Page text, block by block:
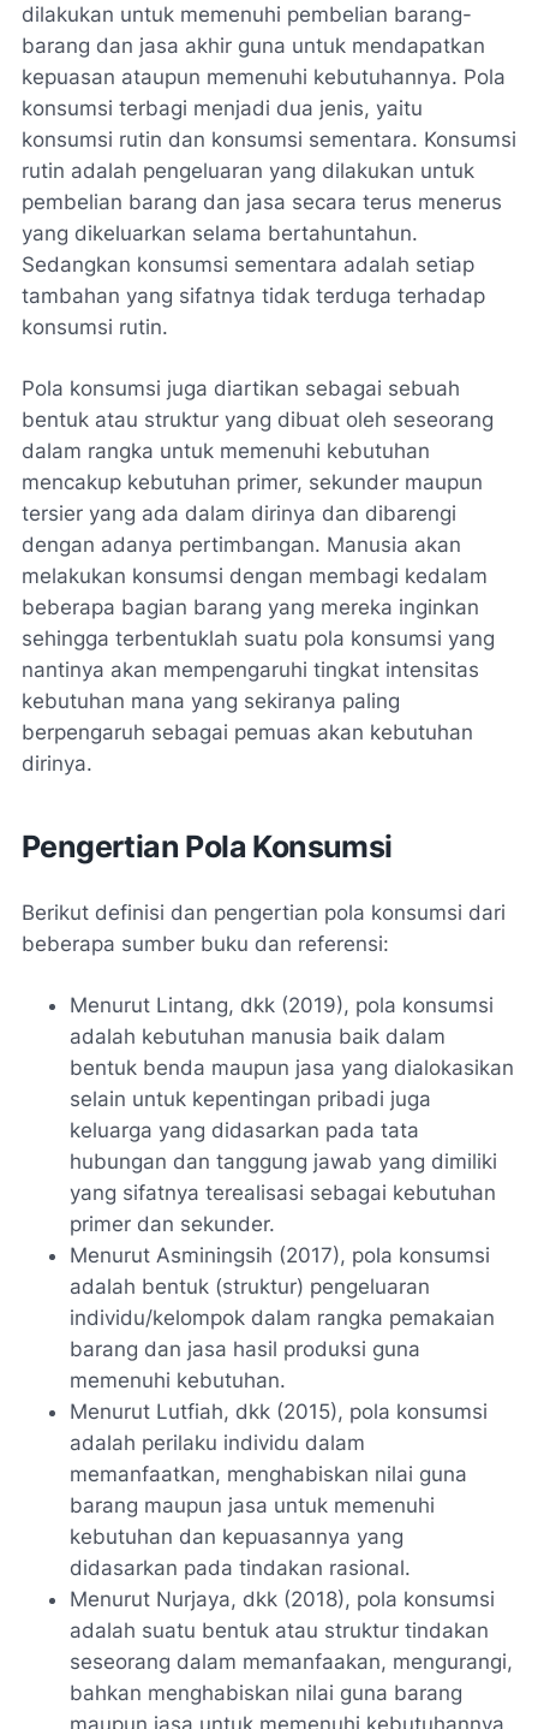
dilakukan untuk memenuhi pembelian barang-
barang dan jasa akhir guna untuk mendapatkan
kepuasan ataupun memenuhi kebutuhannya. Pola
konsumsi terbagi menjadi dua jenis, yaitu
konsumsi rutin dan konsumsi sementara. Konsumsi
rutin adalah pengeluaran yang dilakukan untuk
pembelian barang dan jasa secara terus menerus
yang dikeluarkan selama bertahuntahun.
Sedangkan konsumsi sementara adalah setiap
tambahan yang sifatnya tidak terduga terhadap
konsumsi rutin.
Pola konsumsi juga diartikan sebagai sebuah
bentuk atau struktur yang dibuat oleh seseorang
dalam rangka untuk memenuhi kebutuhan
mencakup kebutuhan primer, sekunder maupun
tersier yang ada dalam dirinya dan dibarengi
dengan adanya pertimbangan. Manusia akan
melakukan konsumsi dengan membagi kedalam
beberapa bagian barang yang mereka inginkan
sehingga terbentuklah suatu pola konsumsi yang
nantinya akan mempengaruhi tingkat intensitas
kebutuhan mana yang sekiranya paling
berpengaruh sebagai pemuas akan kebutuhan
dirinya.
Pengertian Pola Konsumsi
Berikut definisi dan pengertian pola konsumsi dari
beberapa sumber buku dan referensi:
Menurut Lintang, dkk (2019), pola konsumsi
adalah kebutuhan manusia baik dalam
bentuk benda maupun jasa yang dialokasikan
selain untuk kepentingan pribadi juga
keluarga yang didasarkan pada tata
hubungan dan tanggung jawab yang dimiliki
yang sifatnya terealisasi sebagai kebutuhan
primer dan sekunder.
Menurut Asminingsih (2017), pola konsumsi
adalah bentuk (struktur) pengeluaran
individu/kelompok dalam rangka pemakaian
barang dan jasa hasil produksi guna
memenuhi kebutuhan.
Menurut Lutfiah, dkk (2015), pola konsumsi
adalah perilaku individu dalam
memanfaatkan, menghabiskan nilai guna
barang maupun jasa untuk memenuhi
kebutuhan dan kepuasannya yang
didasarkan pada tindakan rasional.
Menurut Nurjaya, dkk (2018), pola konsumsi
adalah suatu bentuk atau struktur tindakan
seseorang dalam memanfaakan, mengurangi,
bahkan menghabiskan nilai guna barang
maupun jasa untuk memenuhi kebutuhannya.